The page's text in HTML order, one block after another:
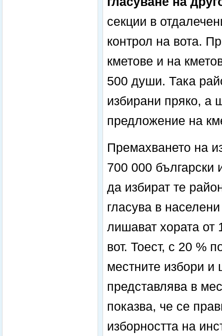
секции в
контрол на вота.
кметове и на
500 души. Така
избирани пряко, а
предложение на
Премахването на
700 000 български
да избират те
гласува в
лишават хората от
вот. Тоест, с 20 %
местните избори и
представлява в
показва, че се
изборността на